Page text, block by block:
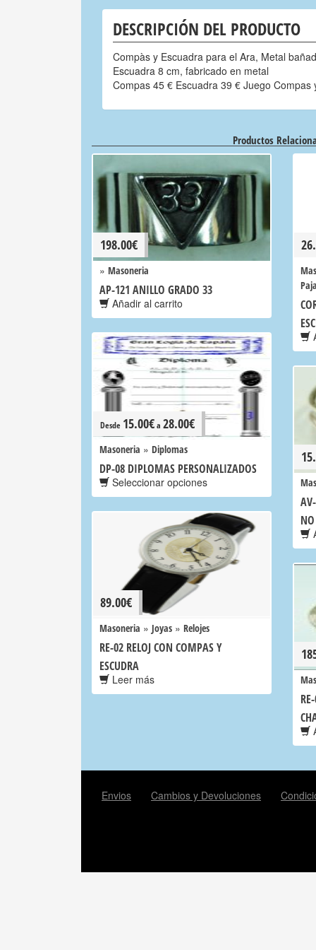
DESCRIPCIÓN DEL PRODUCTO
Compàs y Escuadra para el Ara, Metal
Escuadra 8 cm, fabricado en metal
Compas 45 € Escuadra 39 € Juego Compas
Productos
198.00€
» Masoneria
AP-121 ANILLO GRADO 33
Añadir al carrito
Desde 15.00€a 28.00€
Masoneria » Diplomas
DP-08 DIPLOMAS PERSONALIZADOS
Seleccionar opciones
89.00€
Masoneria » Joyas » Relojes
RE-02 RELOJ CON COMPAS Y
ESCUDRA
Leer más
Envios Cambios y Devoluciones